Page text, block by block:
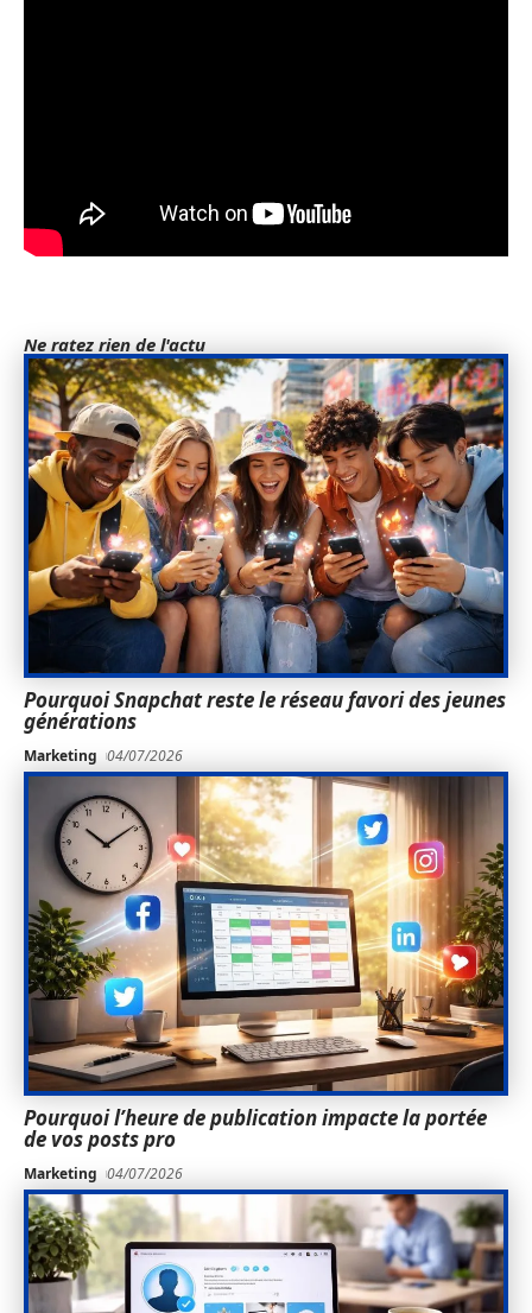
Ne ratez rien de l'actu
Pourquoi Snapchat reste le réseau favori des jeunes
générations
Marketing 04/07/2026
Pourquoi l’heure de publication impacte la portée
de vos posts pro
Marketing 04/07/2026